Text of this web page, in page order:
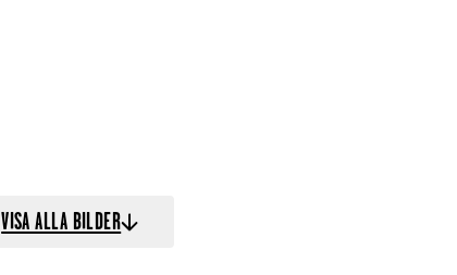
VISA ALLA BILDER